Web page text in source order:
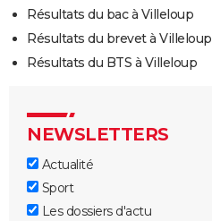
Résultats du bac à Villeloup
Résultats du brevet à Villeloup
Résultats du BTS à Villeloup
NEWSLETTERS
Actualité
Sport
Les dossiers d'actu